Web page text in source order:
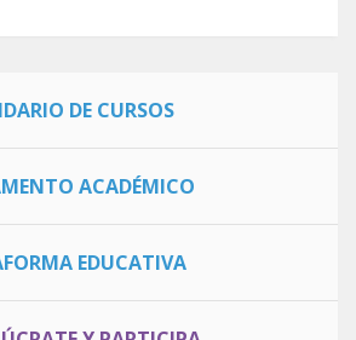
DE CURSOS
ACADÉMICO
EDUCATIVA